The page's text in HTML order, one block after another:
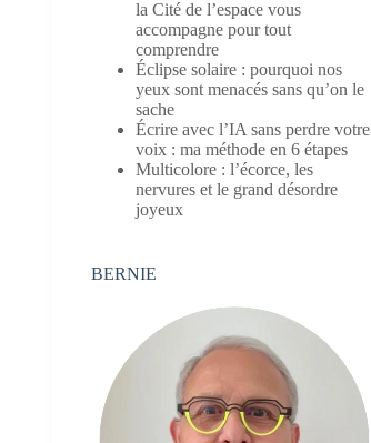
la Cité de l’espace vous
accompagne pour tout
comprendre
Éclipse solaire : pourquoi nos
yeux sont menacés sans qu’on le
sache
Écrire avec l’IA sans perdre votre
voix : ma méthode en 6 étapes
Multicolore : l’écorce, les
nervures et le grand désordre
joyeux
BERNIE